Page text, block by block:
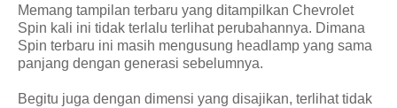
Memang tampilan terbaru yang ditampilkan Chevrolet
Spin kali ini tidak terlalu terlihat perubahannya. Dimana
Spin terbaru ini masih mengusung headlamp yang sama
panjang dengan generasi sebelumnya.
Begitu juga dengan dimensi yang disajikan, terlihat tidak